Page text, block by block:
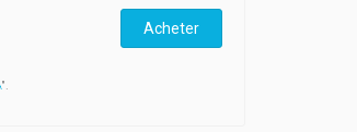
outils de
ou à toute personne qui
Sepulchre - Jonathan
Acheter
".